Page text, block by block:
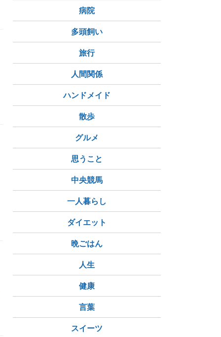
お金大好き
豪華絢爛
病院
多頭飼い
旅行
人間関係
ハンドメイド
散歩
グルメ
思うこと
中央競馬
一人暮らし
ダイエット
晩ごはん
人生
健康
言葉
スイーツ